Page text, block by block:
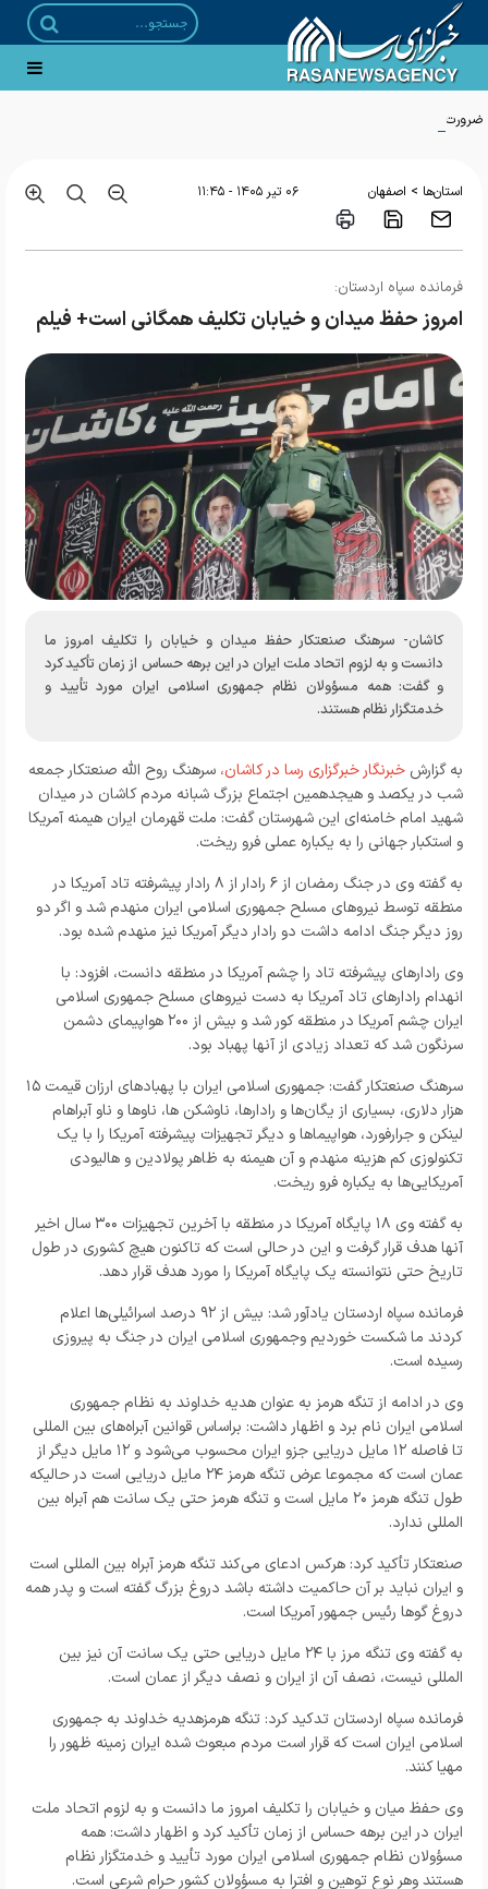
ضرورت عبور از تبلیغ سنتی به سمت «تبلیغ تخصصی و تهاجمی»
استان‌ها > اصفهان ۰۶ تير ۱۴۰۵ - ۱۱:۴۵
فرمانده سپاه اردستان:
امروز حفظ میدان و خیابان تکلیف همگانی است+ فیلم
کاشان- سرهنگ صنعتکار حفظ میدان و خیابان را تکلیف امروز ما
دانست و به لزوم اتحاد ملت ایران در این برهه حساس از زمان تأکید کرد
و گفت: همه مسؤولان نظام جمهوری اسلامی ایران مورد تأیید و
خدمتگزار نظام هستند.
به گزارش خبرنگار خبرگزاری رسا در کاشان، سرهنگ روح الله صنعتکار جمعه
شب در یکصد و هیجدهمین اجتماع بزرگ شبانه مردم کاشان در میدان
شهید امام خامنه‌ای این شهرستان گفت: ملت قهرمان ایران هیمنه آمریکا
و استکبار جهانی را به یکباره عملی فرو ریخت.
به گفته وی در جنگ رمضان از ۶ رادار از ۸ رادار پیشرفته تاد آمریکا در
منطقه توسط نیرو‌های مسلح جمهوری اسلامی ایران منهدم شد و اگر دو
روز دیگر جنگ ادامه داشت دو رادار دیگر آمریکا نیز منهدم شده بود.
وی رادار‌های پیشرفته تاد را چشم آمریکا در منطقه دانست، افزود: با
انهدام رادار‌های تاد آمریکا به دست نیرو‌های مسلح جمهوری اسلامی
ایران چشم آمریکا در منطقه کور شد و بیش از ۲۰۰ هواپیمای دشمن
سرنگون شد که تعداد زیادی از آنها پهباد بود.
سرهنگ صنعتکار گفت: جمهوری اسلامی ایران با پهباد‌های ارزان قیمت ۱۵
هزار دلاری، بسیاری از یگان‌ها و رادارها، ناوشکن ها، ناو‌ها و ناو آبراهام
لینکن و جرارفورد، هواپیما‌ها و دیگر تجهیزات پیشرفته آمریکا را با یک
تکنولوزی کم هزینه منهدم و آن هیمنه به ظاهر پولادین و هالیودی
آمریکایی‌ها به یکباره فرو ریخت.
به گفته وی ۱۸ پایگاه آمریکا در منطقه با آخرین تجهیزات ۳۰۰ سال اخیر
آنها هدف قرار گرفت و این در حالی است که تاکنون هیچ کشوری در طول
تاریخ حتی نتوانسته یک پایگاه آمریکا را مورد هدف قرار دهد.
فرمانده سپاه اردستان یادآور شد: بیش از ۹۲ درصد اسرائیلی‌ها اعلام
کردند ما شکست خوردیم وجمهوری اسلامی ایران در جنگ به پیروزی
رسیده است.
وی در ادامه از تنگه هرمز به عنوان هدیه خداوند به نظام جمهوری
اسلامی ایران نام برد و اظهار داشت: براساس قوانین آبراه‌های بین المللی
تا فاصله ۱۲ مایل دریایی جزو ایران محسوب می‌شود و ۱۲ مایل دیگر از
عمان است که مجموعا عرض تنگه هرمز ۲۴ مایل دریایی است در حالیکه
طول تنگه هرمز ۲۰ مایل است و تنگه هرمز حتی یک سانت هم آبراه بین
المللی ندارد.
صنعتکار تأکید کرد: هرکس ادعای می‌کند تنگه هرمز آبراه بین المللی است
و ایران نباید بر آن حاکمیت داشته باشد دروغ بزرگ گفته است و پدر همه
دروغ گو‌ها رئیس جمهور آمریکا است.
به گفته وی تنگه مرز با ۲۴ مایل دریایی حتی یک سانت آن نیز بین
المللی نیست، نصف آن از ایران و نصف دیگر از عمان است.
فرمانده سپاه اردستان تدکید کرد: تنگه هرمزهدیه خداوند به جمهوری
اسلامی ایران است که قرار است مردم مبعوث شده ایران زمینه ظهور را
مهیا کنند.
وی حفظ میان و خیابان را تکلیف امروز ما دانست و به لزوم اتحاد ملت
ایران در این برهه حساس از زمان تأکید کرد و اظهار داشت: همه
مسؤولان نظام جمهوری اسلامی ایران مورد تأیید و خدمتگزار نظام
هستند وهر نوع توهین و افترا به مسؤولان کشور حرام شرعی است.